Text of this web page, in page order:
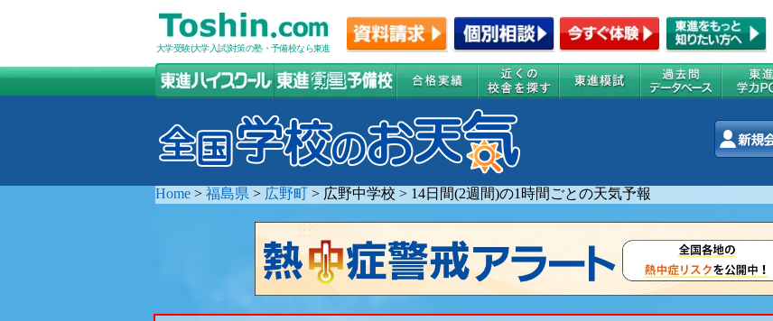
大学受験(大学入試)対策の塾・予備校なら東進
Home > 福島県 > 広野町 > 広野中学校 > 14日間(2週間)の1時間ごとの天気予報